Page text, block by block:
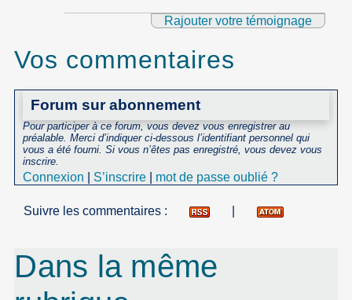
Rajouter votre témoignage
Vos commentaires
Forum sur abonnement
Pour participer à ce forum, vous devez vous enregistrer au
préalable. Merci d’indiquer ci-dessous l’identifiant personnel qui
vous a été fourni. Si vous n’êtes pas enregistré, vous devez vous
inscrire.
Connexion S’inscrire mot de passe oublié ?
Suivre les commentaires :
Dans la même